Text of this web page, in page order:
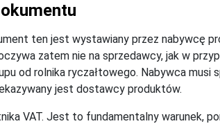
ten jest wystawiany przez nabywcę
zatem nie na sprzedawcy, jak w
od rolnika ryczałtowego. Nabywca musi
jest dostawcy produktów.
VAT. Jest to fundamentalny warunek,